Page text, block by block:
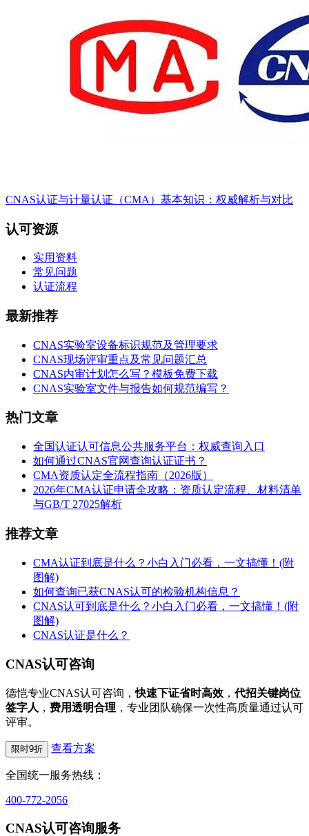
CNAS认证与计量认证（CMA）基本知识：权威解析与对比
认可资源
实用资料
常见问题
认证流程
最新推荐
CNAS实验室设备标识规范及管理要求
CNAS现场评审重点及常见问题汇总
CNAS内审计划怎么写？模板免费下载
CNAS实验室文件与报告如何规范编写？
热门文章
全国认证认可信息公共服务平台：权威查询入口
如何通过CNAS官网查询认证证书？
CMA资质认定全流程指南（2026版）
2026年CMA认证申请全攻略：资质认定流程、材料清单
与GB/T 27025解析
推荐文章
CMA认证到底是什么？小白入门必看，一文搞懂！(附
图解)
如何查询已获CNAS认可的检验机构信息？
CNAS认可到底是什么？小白入门必看，一文搞懂！(附
图解)
CNAS认证是什么？
CNAS认可咨询
德恺专业CNAS认可咨询，快速下证省时高效 ，代招关键岗位
签字人 ， 费用透明合理 ，专业团队确保一次性高质量通过认可
评审。
限时9折 查看方案
全国统一服务热线：
400-772-2056
CNAS认可咨询服务